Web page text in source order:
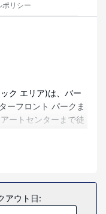
ポリシー
ク エリア)は、バー
ーフロント パークま
ートセンターまで徒
ト ライトハウスま
庫、電子レンジなど
ただけます。WiFi /
アウト日: